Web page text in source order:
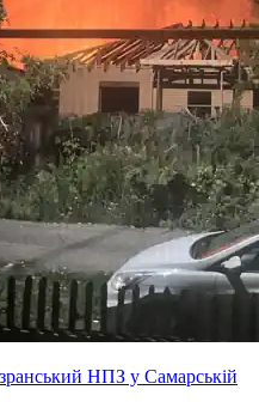
НПЗ у Самарській